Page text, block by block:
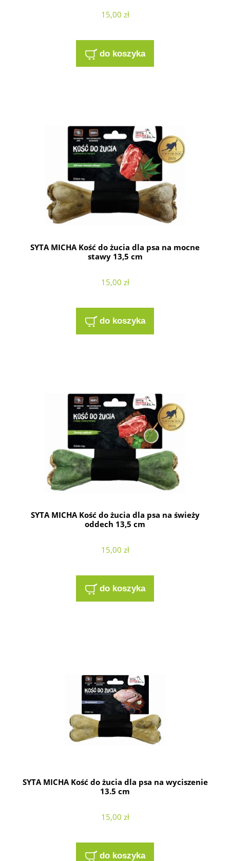
15,00 zł
do koszyka
SYTA MICHA Kość do żucia dla psa na mocne
stawy 13,5 cm
15,00 zł
do koszyka
SYTA MICHA Kość do żucia dla psa na świeży
oddech 13,5 cm
15,00 zł
do koszyka
SYTA MICHA Kość do żucia dla psa na wyciszenie
13.5 cm
15,00 zł
do koszyka